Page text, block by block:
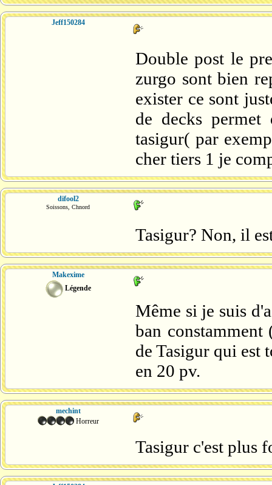
Jeff150284
Double post le
zurgo sont bien
exister ce sont
de decks
tasigur( par
cher tiers 1 je
difool2
Soissons, Chnord
Tasigur? Non, il
Makexime
Légende
Même si je suis
ban
de Tasigur qui est
en 20 pv.
mechint
Horreur
Tasigur c'est plus